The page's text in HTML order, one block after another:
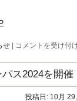
専
特
せ
山
進
太
郎
D&I
コメントを受け付
ス2024を開催
投稿日: 10月